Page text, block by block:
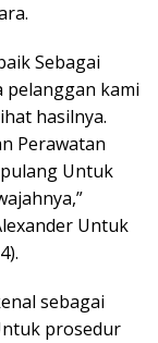
Sebagai
pelanggan kami
hasilnya.
Perawatan
Untuk
Untuk
sebagai
prosedur